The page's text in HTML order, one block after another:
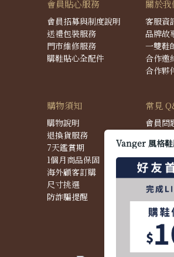
會員貼心服務
會員招募與制度說明
送禮包裝服務
門市維修服務
購鞋貼心全配件
關於我
客服資
品牌故
一雙鞋
合作邀
合作夥
購物須知
購物說明
退換貨服務
7天鑑賞期
1個月商品保固
海外顧客訂購
尺寸挑選
防詐騙提醒
常見
會員問
配送問
退換貨
商品問題
Vanger 風格